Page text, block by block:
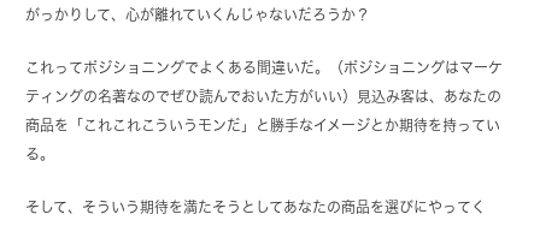
がっかりして、心が離れていくんじゃないだろうか？
これってポジショニングでよくある間違いだ。（ポジショニングはマーケ
ティングの名著なのでぜひ読んでおいた方がいい）見込み客は、あなたの
商品を「これこれこういうモンだ」と勝手なイメージとか期待を持ってい
る。
そして、そういう期待を満たそうとしてあなたの商品を選びにやってく